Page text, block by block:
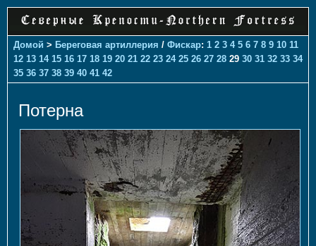
Домой > Береговая артиллерия / Фискар: 1 2 3 4 5 6 7 8 9 10 11
12 13 14 15 16 17 18 19 20 21 22 23 24 25 26 27 28 29 30 31 32 33 34
35 36 37 38 39 40 41 42
Потерна